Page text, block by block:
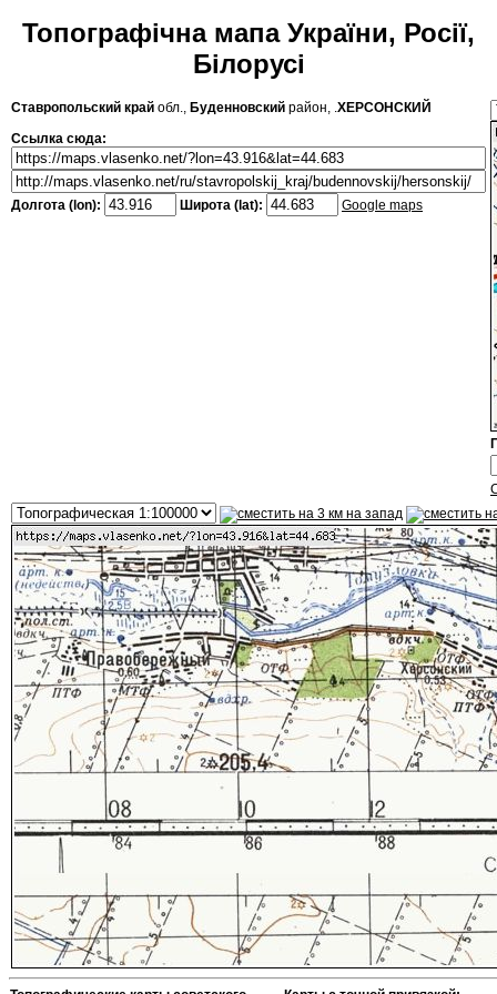
Топографічна мапа України, Росії,
Білорусі
Ставропольский край обл., Буденновский район, .ХЕРСОНСКИЙ
Ссылка сюда:
Долгота (lon): Широта (lat): Google maps